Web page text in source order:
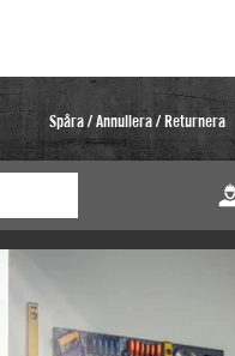
Spåra / Annullera / Returnera